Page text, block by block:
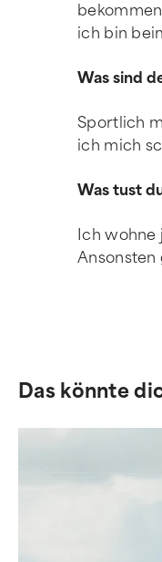
ich bin
Was sind
Sportlich
ich mich
Was tust
Ich
Ansonsten
Das könnte